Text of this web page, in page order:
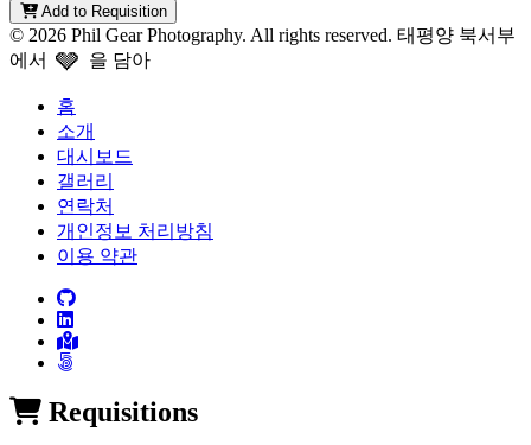
Add to Requisition
© 2026 Phil Gear Photography. All rights reserved. 태평양 북서부
에서 🩶 을 담아
홈
소개
대시보드
갤러리
연락처
개인정보 처리방침
이용 약관
Requisitions